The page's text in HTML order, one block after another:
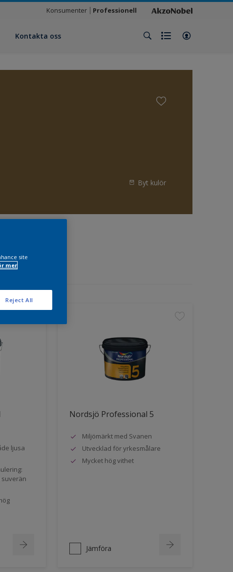
Konsumenter Professionell
Kontakta oss
Byt kulör
ljusa
suverän
Nordsjö Professional 5
Miljömärkt med Svanen
Utvecklad för yrkesmålare
Mycket hög vithet
Jämföra
site
mer
Reject All